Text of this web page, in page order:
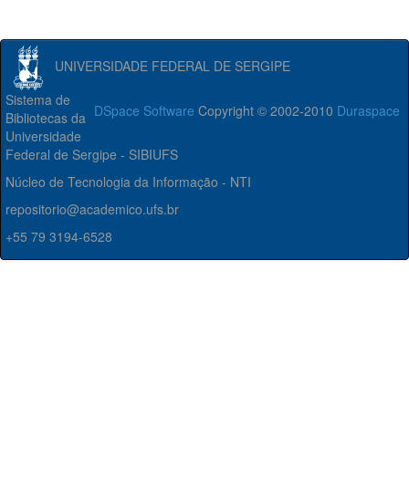
UNIVERSIDADE FEDERAL DE SERGIPE
DSpace Software Copyright © 2002-2010 Duraspace
Sistema de
Bibliotecas da
Universidade
Federal de Sergipe - SIBIUFS
Núcleo de Tecnologia da Informação - NTI
repositorio@academico.ufs.br
+55 79 3194-6528